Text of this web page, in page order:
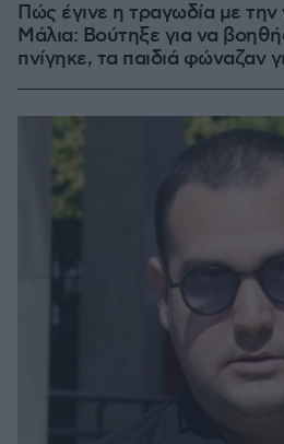
Πώς έγινε η τραγωδία με
Μάλια: Βούτηξε για να
πνίγηκε, τα παιδιά φώναζαν